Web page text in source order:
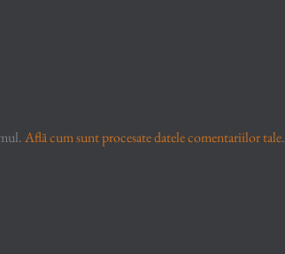
Află cum sunt procesate datele comentariilor tale.